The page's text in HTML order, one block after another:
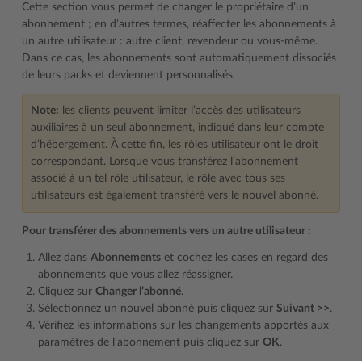
Cette section vous permet de changer le propriétaire d’un
abonnement ; en d’autres termes, réaffecter les abonnements à
un autre utilisateur : autre client, revendeur ou vous-même.
Dans ce cas, les abonnements sont automatiquement dissociés
de leurs packs et deviennent personnalisés.
Note: les clients peuvent limiter l’accès des utilisateurs
auxiliaires à un seul abonnement, indiqué dans leur compte
d’hébergement. À cette fin, les rôles utilisateur ont le droit
correspondant. Lorsque vous transférez l’abonnement
associé à un tel rôle utilisateur, le rôle avec tous ses
utilisateurs est également transféré vers le nouvel abonné.
Pour transférer des abonnements vers un autre utilisateur :
Allez dans Abonnements et cochez les cases en regard des
abonnements que vous allez réassigner.
Cliquez sur Changer l’abonné.
Sélectionnez un nouvel abonné puis cliquez sur Suivant >>.
Vérifiez les informations sur les changements apportés aux
paramètres de l’abonnement puis cliquez sur OK.